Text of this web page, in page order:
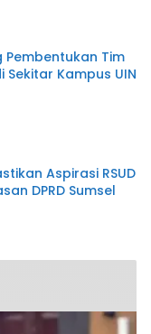
Pembentukan Tim
Sekitar Kampus UIN
Aspirasi RSUD
DPRD Sumsel